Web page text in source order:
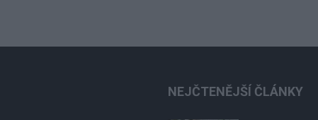
NEJČTENĚJŠÍ ČLÁNKY